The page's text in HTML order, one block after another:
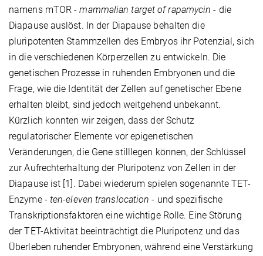
namens mTOR -mammalian target of rapamycin - die
Diapause auslöst. In der Diapause behalten die
pluripotenten Stammzellen des Embryos ihr Potenzial, sich
in die verschiedenen Körperzellen zu entwickeln. Die
genetischen Prozesse in ruhenden Embryonen und die
Frage, wie die Identität der Zellen auf genetischer Ebene
erhalten bleibt, sind jedoch weitgehend unbekannt.
Kürzlich konnten wir zeigen, dass der Schutz
regulatorischer Elemente vor epigenetischen
Veränderungen, die Gene stilllegen können, der Schlüssel
zur Aufrechterhaltung der Pluripotenz von Zellen in der
Diapause ist [1]. Dabei wiederum spielen sogenannte TET-
Enzyme - ten-eleven translocation - und spezifische
Transkriptionsfaktoren eine wichtige Rolle. Eine Störung
der TET-Aktivität beeinträchtigt die Pluripotenz und das
Überleben ruhender Embryonen, während eine Verstärkung